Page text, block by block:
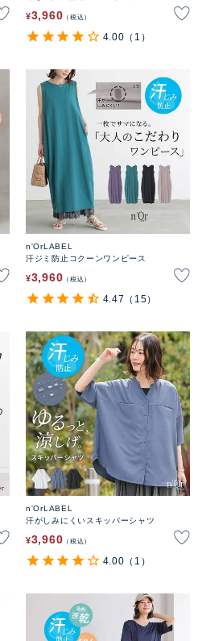
¥3,960 税込
4.00 （1）
n'OrLABEL
汗ジミ防止コクーンワンピース
¥3,960 税込
4.47 （15）
n'OrLABEL
汗がしみにくいスキッパーシャツ
¥3,960 税込
4.00 （1）